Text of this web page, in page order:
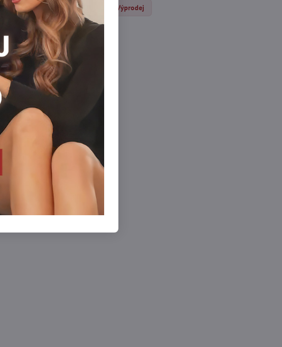
Dámské punčocháče DEN Výprodej
WhatsApp
E-
mail